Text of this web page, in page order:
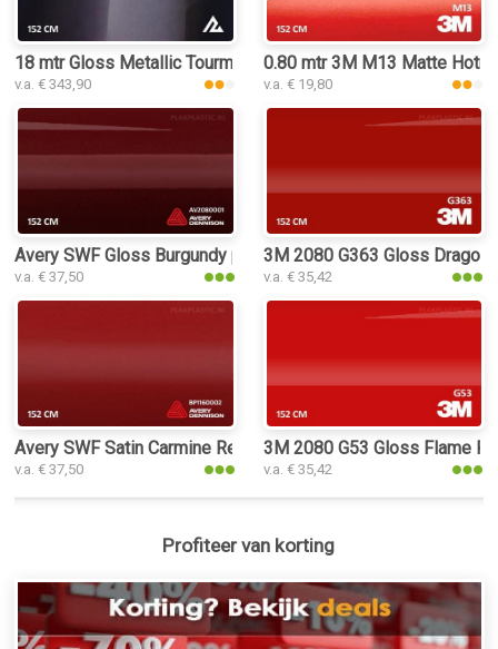
18 mtr Gloss Metallic Tourmaline Red 3177 plakplastic
v.a. € 343,90
0.80 mtr 3M M13 Matte
v.a. € 19,80
Avery SWF Gloss Burgundy plakplastic
v.a. € 37,50
3M 2080 G363 Gloss Dragon
v.a. € 35,42
Avery SWF Satin Carmine Red plakplastic
v.a. € 37,50
3M 2080 G53 Gloss Flame
v.a. € 35,42
Profiteer van korting